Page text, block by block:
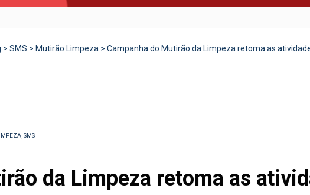
> SMS > Mutirão Limpeza > Campanha do Mutirão da Limpeza retoma as
,SMS
da Limpeza retoma as